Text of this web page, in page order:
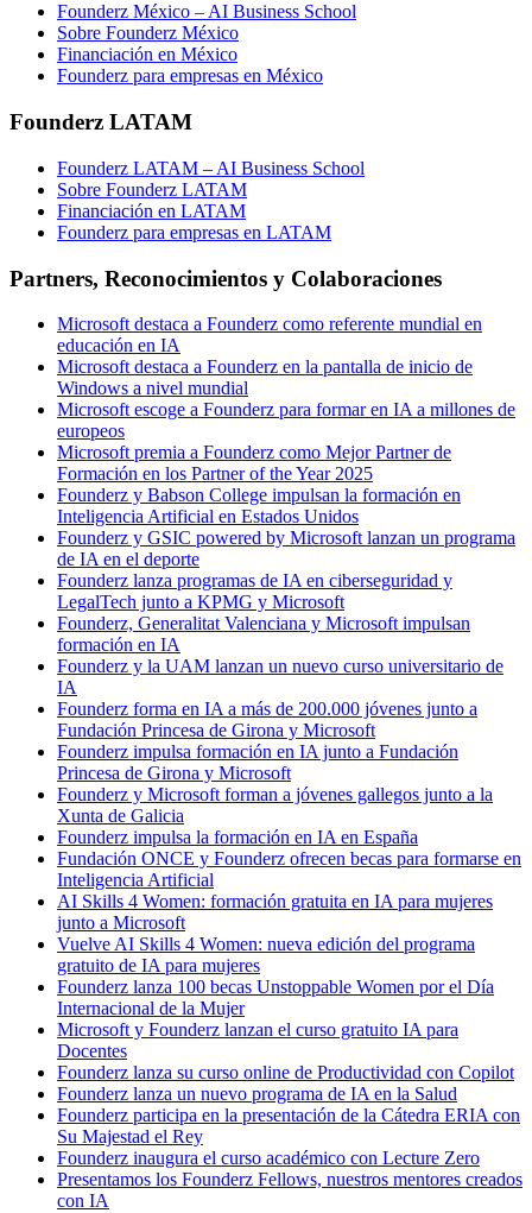
Founderz México – AI Business School
Sobre Founderz México
Financiación en México
Founderz para empresas en México
Founderz LATAM
Founderz LATAM – AI Business School
Sobre Founderz LATAM
Financiación en LATAM
Founderz para empresas en LATAM
Partners, Reconocimientos y Colaboraciones
Microsoft destaca a Founderz como referente mundial en
educación en IA
Microsoft destaca a Founderz en la pantalla de inicio de
Windows a nivel mundial
Microsoft escoge a Founderz para formar en IA a millones de
europeos
Microsoft premia a Founderz como Mejor Partner de
Formación en los Partner of the Year 2025
Founderz y Babson College impulsan la formación en
Inteligencia Artificial en Estados Unidos
Founderz y GSIC powered by Microsoft lanzan un programa
de IA en el deporte
Founderz lanza programas de IA en ciberseguridad y
LegalTech junto a KPMG y Microsoft
Founderz, Generalitat Valenciana y Microsoft impulsan
formación en IA
Founderz y la UAM lanzan un nuevo curso universitario de
IA
Founderz forma en IA a más de 200.000 jóvenes junto a
Fundación Princesa de Girona y Microsoft
Founderz impulsa formación en IA junto a Fundación
Princesa de Girona y Microsoft
Founderz y Microsoft forman a jóvenes gallegos junto a la
Xunta de Galicia
Founderz impulsa la formación en IA en España
Fundación ONCE y Founderz ofrecen becas para formarse en
Inteligencia Artificial
AI Skills 4 Women: formación gratuita en IA para mujeres
junto a Microsoft
Vuelve AI Skills 4 Women: nueva edición del programa
gratuito de IA para mujeres
Founderz lanza 100 becas Unstoppable Women por el Día
Internacional de la Mujer
Microsoft y Founderz lanzan el curso gratuito IA para
Docentes
Founderz lanza su curso online de Productividad con Copilot
Founderz lanza un nuevo programa de IA en la Salud
Founderz participa en la presentación de la Cátedra ERIA con
Su Majestad el Rey
Founderz inaugura el curso académico con Lecture Zero
Presentamos los Founderz Fellows, nuestros mentores creados
con IA